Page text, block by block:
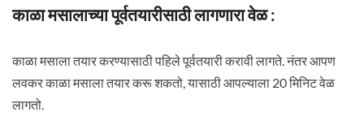
काळा मसालाच्या पूर्वतयारीसाठी लागणारा वेळ :
काळा मसाला तयार करण्यासाठी पहिले पूर्वतयारी करावी लागते. नंतर आपण
लवकर काळा मसाला तयार करू शकतो, यासाठी आपल्याला 20 मिनिट वेळ
लागतो.